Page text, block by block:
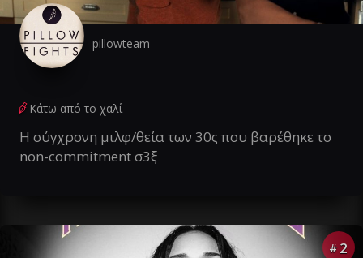
pillowteam
Κάτω από το χαλί
Η σύγχρονη μιλφ/θεία των 30ς που βαρέθηκε το
non-commitment σ3ξ
# 2